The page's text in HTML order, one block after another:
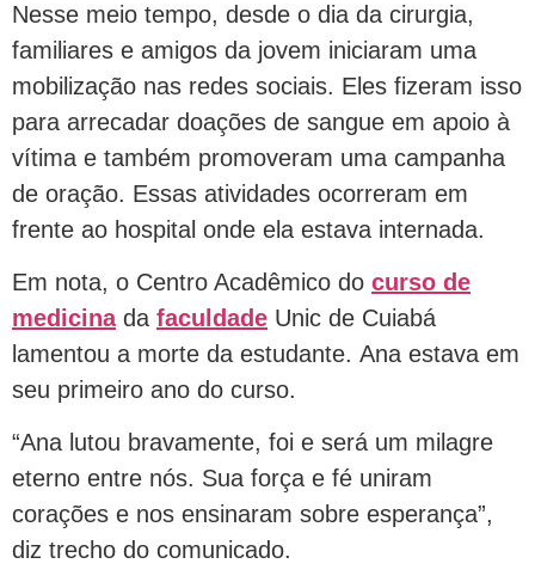
Nesse meio tempo, desde o dia da cirurgia,
familiares e amigos da jovem iniciaram uma
mobilização nas redes sociais. Eles fizeram isso
para arrecadar doações de sangue em apoio à
vítima e também promoveram uma campanha
de oração. Essas atividades ocorreram em
frente ao hospital onde ela estava internada.
Em nota, o Centro Acadêmico do curso de
medicinada faculdade Unic de Cuiabá
lamentou a morte da estudante. Ana estava em
seu primeiro ano do curso.
“Ana lutou bravamente, foi e será um milagre
eterno entre nós. Sua força e fé uniram
corações e nos ensinaram sobre esperança”,
diz trecho do comunicado.